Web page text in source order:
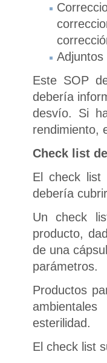
Este SOP
debería
desvío. Si
rendimiento,
Check list
El check list
debería
Un check
producto,
de una
parámetros.
Productos
esterilidad.
El check list